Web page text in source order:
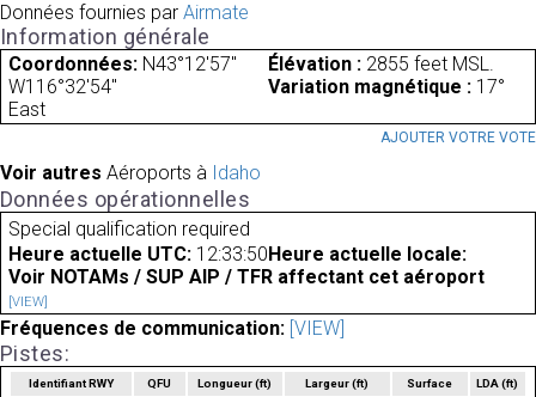
Données fournies par Airmate
Information générale
Coordonnées: N43°12'57"
W116°32'54"
Élévation : 2855 feet MSL.
Variation magnétique : 17°
East
AJOUTER VOTRE VOTE
Voir autres Aéroports à Idaho
Données opérationnelles
Special qualification required
Heure actuelle UTC: 12:33:50 Heure actuelle locale:
Voir NOTAMs / SUP AIP / TFR affectant cet aéroport
[VIEW]
Fréquences de communication: [VIEW]
Pistes:
Identifiant RWY QFU Longueur(ft) Largeur(ft) Surface LDA(ft)